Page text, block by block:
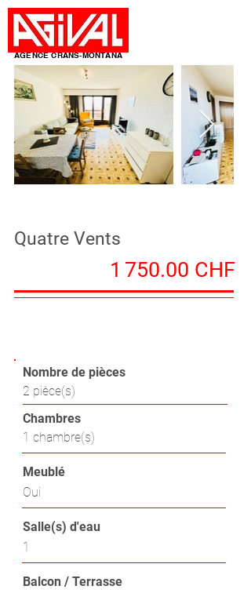
AGENCE CRANS-MONTANA
Quatre Vents
1 750.00 CHF
Nombre de pièces
2 pièce(s)
Chambres
1 chambre(s)
Meublé
Oui
Salle(s) d'eau
1
Balcon / Terrasse